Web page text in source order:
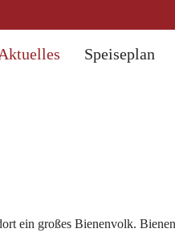
Aktuelles Speiseplan
ein großes Bienenvolk.